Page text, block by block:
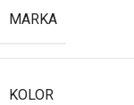
MARKA
KOLOR